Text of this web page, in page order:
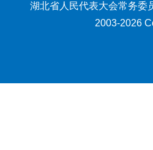
湖北省人民代表大会常务委
2003-2026